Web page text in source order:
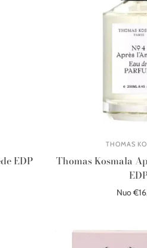
EDP
THOMAS
Thomas Kosmala
Nuo